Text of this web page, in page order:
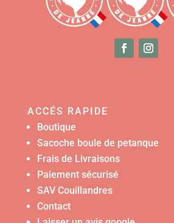
ACCÉS RAPIDE
Boutique
Sacoche boule de petanque
Frais de Livraisons
Paiement sécurisé
SAV Couillandres
Contact